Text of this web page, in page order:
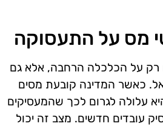
מס על התעסוקה
רק על הכלכלה הרחבה, אלא גם
כאשר המדינה קובעת מסים
עלולה לגרום לכך שהמעסיקים
עובדים חדשים. מצב זה יכול